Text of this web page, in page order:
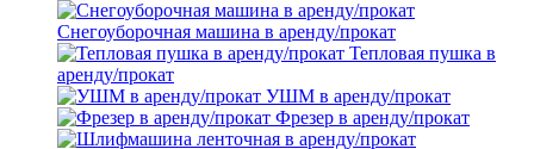
Снегоуборочная машина в аренду/прокат
Тепловая пушка в
аренду/прокат
УШМ в аренду/прокат
Фрезер в аренду/прокат